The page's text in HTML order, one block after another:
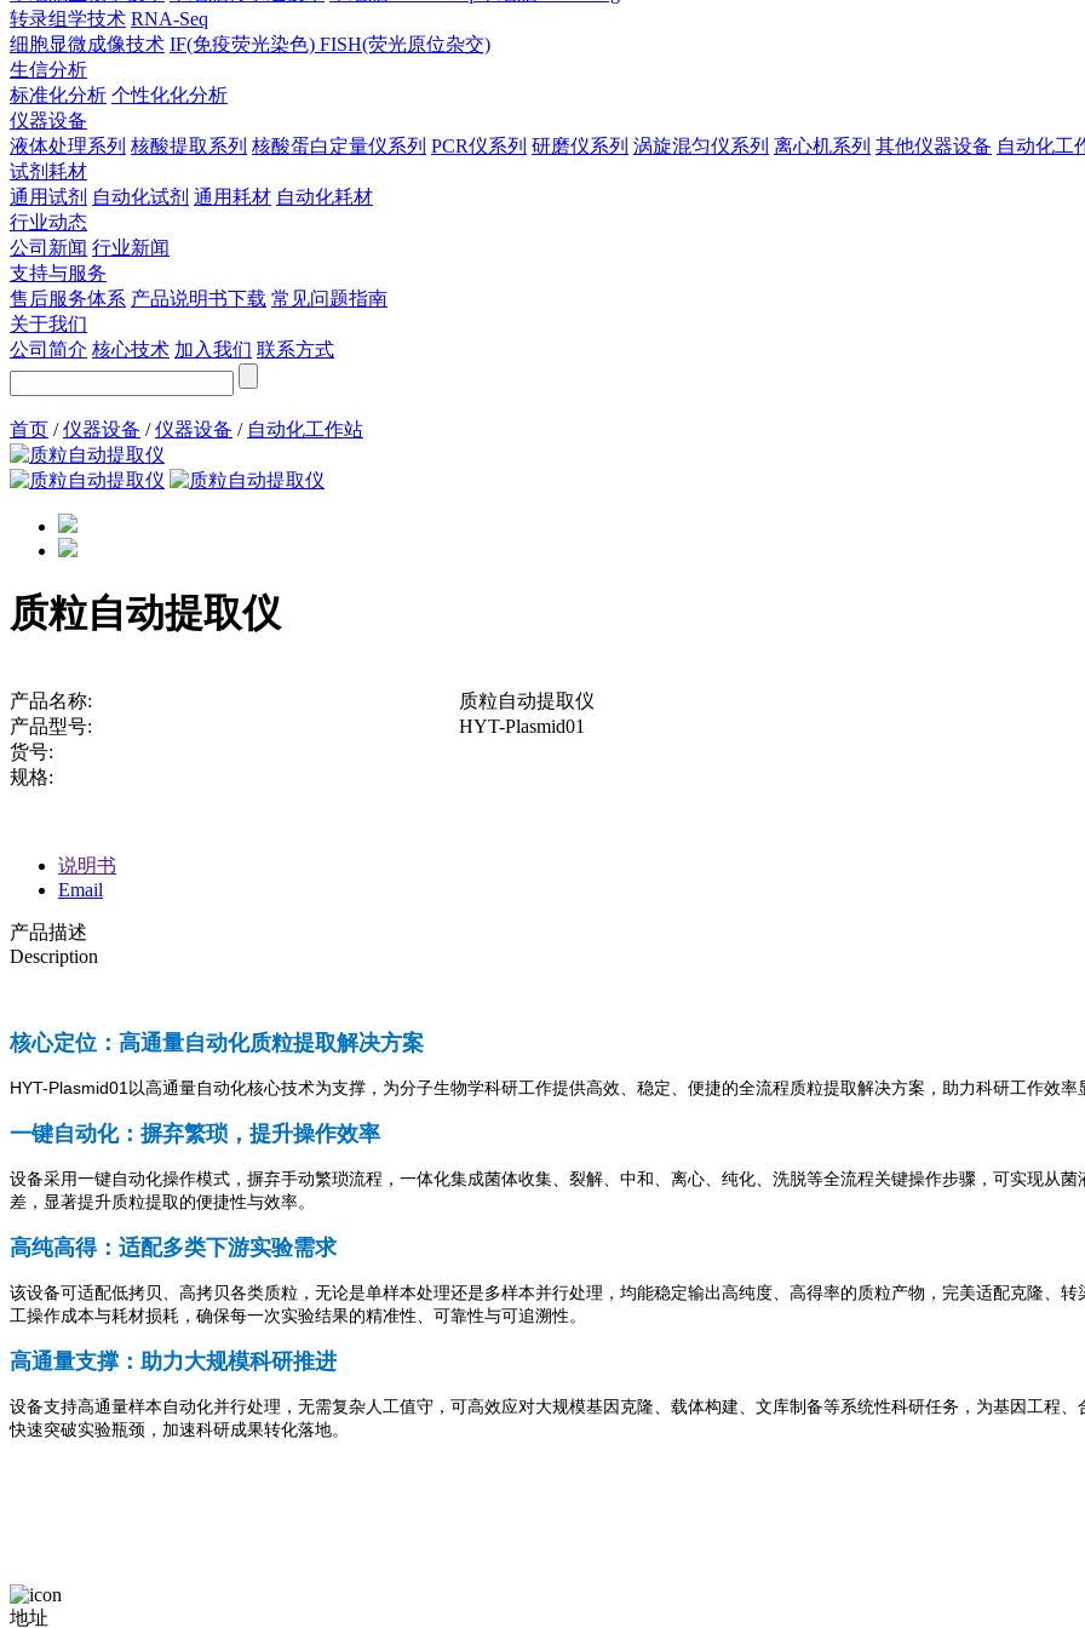
转录组学技术 RNA-Seq
细胞显微成像技术 IF(免疫荧光染色) FISH(荧光原位杂交)
生信分析
标准化分析 个性化化分析
仪器设备
液体处理系列 核酸提取系列 核酸蛋白定量仪系列 PCR仪系列 研磨仪系列 涡旋混匀仪系列 离心机系列 其他仪器设备 自动化工
试剂耗材
通用试剂 自动化试剂 通用耗材 自动化耗材
行业动态
公司新闻 行业新闻
支持与服务
售后服务体系 产品说明书下载 常见问题指南
关于我们
公司简介 核心技术 加入我们 联系方式
首页 /仪器设备 /仪器设备 / 自动化工作站
质粒自动提取仪
产品名称:
质粒自动提取仪
产品型号:
HYT-Plasmid01
货号:
规格:
说明书
Email
产品描述
Description
核心定位：高通量自动化质粒提取解决方案
HYT-Plasmid01以高通量自动化核心技术为支撑，为分子生物学科研工作提供高效、稳定、便捷的全流程质粒提取解决方案，助力科研工作效率
一键自动化：摒弃繁琐，提升操作效率
设备采用一键自动化操作模式，摒弃手动繁琐流程，一体化集成菌体收集、裂解、中和、离心、纯化、洗脱等全流程关键操作步骤，可实现从
差，显著提升质粒提取的便捷性与效率。
高纯高得：适配多类下游实验需求
该设备可适配低拷贝、高拷贝各类质粒，无论是单样本处理还是多样本并行处理，均能稳定输出高纯度、高得率的质粒产物，完美适配克隆、
工操作成本与耗材损耗，确保每一次实验结果的精准性、可靠性与可追溯性。
高通量支撑：助力大规模科研推进
设备支持高通量样本自动化并行处理，无需复杂人工值守，可高效应对大规模基因克隆、载体构建、文库制备等系统性科研任务，为基因工程
快速突破实验瓶颈，加速科研成果转化落地。
地址